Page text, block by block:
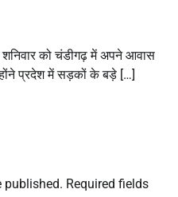
को चंडीगढ़ में अपने आवास
प्रदेश में सड़कों के बड़े […]
published. Required fields